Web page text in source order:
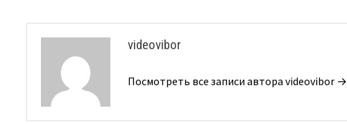
videovibor
Посмотреть все записи автора videovibor →